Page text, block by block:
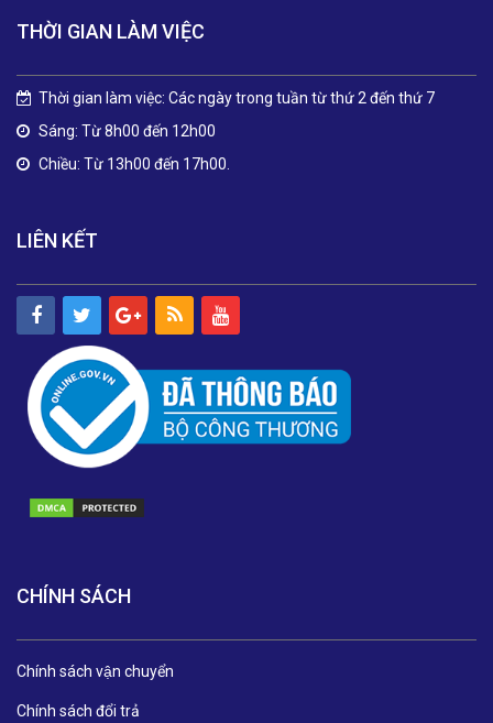
THỜI GIAN LÀM VIỆC
Thời gian làm việc: Các ngày trong tuần từ thứ 2 đến thứ 7
Sáng: Từ 8h00 đến 12h00
Chiều: Từ 13h00 đến 17h00.
LIÊN KẾT
CHÍNH SÁCH
Chính sách vận chuyển
Chính sách đổi trả